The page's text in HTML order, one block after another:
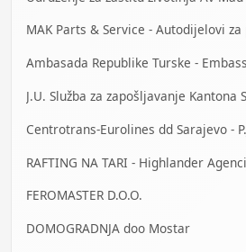
J.U. Služba za zapošljavanje Kantona
RAFTING NA TARI - Highlander
FEROMASTER D.O.O.
DOMOGRADNJA doo Mostar